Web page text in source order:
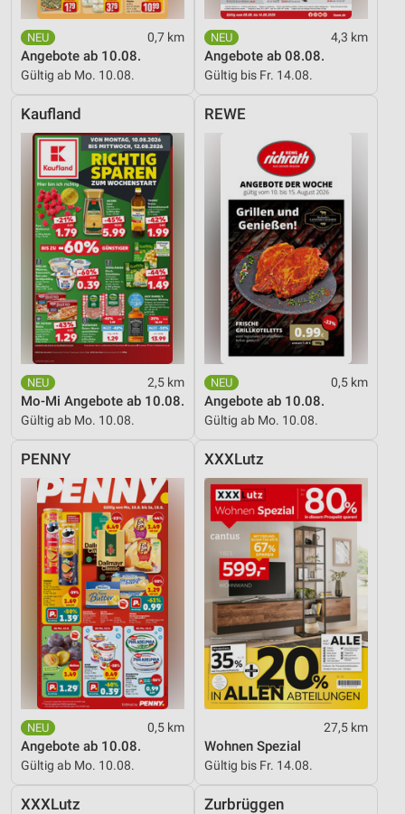
0,7 km
Angebote ab 10.08.
Gültig ab Mo. 10.08.
4,3 km
Angebote ab 08.08.
Gültig bis Fr. 14.08.
Kaufland
2,5 km
Mo-Mi Angebote ab 10.08.
Gültig ab Mo. 10.08.
REWE
0,5 km
Angebote ab 10.08.
Gültig ab Mo. 10.08.
PENNY
0,5 km
Angebote ab 10.08.
Gültig ab Mo. 10.08.
XXXLutz
27,5 km
Wohnen Spezial
Gültig bis Fr. 14.08.
XXXLutz Zurbrüggen